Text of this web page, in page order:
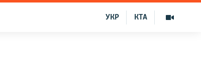
КТА
УКР